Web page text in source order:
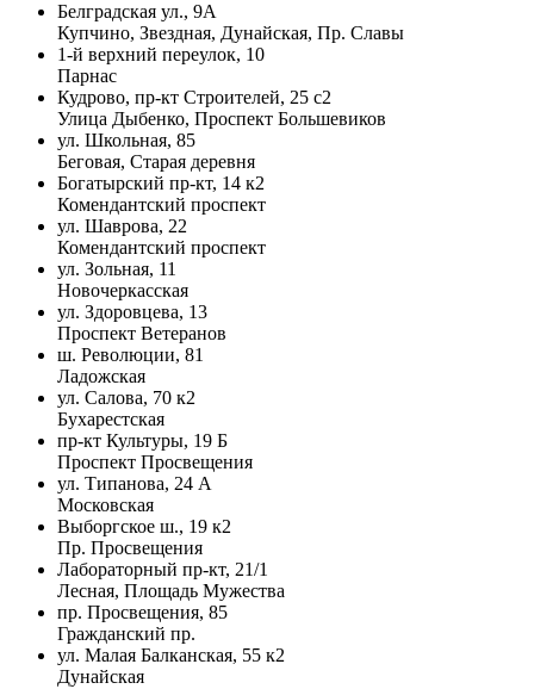
Белградская ул., 9А
Купчино, Звездная, Дунайская, Пр. Славы
1-й верхний переулок, 10
Парнас
Кудрово, пр-кт Строителей, 25 с2
Улица Дыбенко, Проспект Большевиков
ул. Школьная, 85
Беговая, Старая деревня
Богатырский пр-кт, 14 к2
Комендантский проспект
ул. Шаврова, 22
Комендантский проспект
ул. Зольная, 11
Новочеркасская
ул. Здоровцева, 13
Проспект Ветеранов
ш. Революции, 81
Ладожская
ул. Салова, 70 к2
Бухарестская
пр-кт Культуры, 19 Б
Проспект Просвещения
ул. Типанова, 24 А
Московская
Выборгское ш., 19 к2
Пр. Просвещения
Лабораторный пр-кт, 21/1
Лесная, Площадь Мужества
пр. Просвещения, 85
Гражданский пр.
ул. Малая Балканская, 55 к2
Дунайская